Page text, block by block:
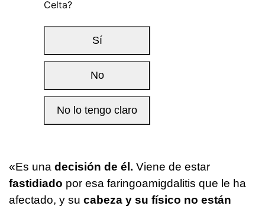
«Es una decisión de él. Viene de estar
fastidiado por esa faringoamigdalitis que le ha
afectado, y su cabeza y su físico no están